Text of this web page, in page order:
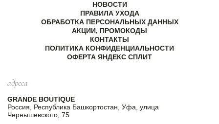
НОВОСТИ
ПРАВИЛА УХОДА
ОБРАБОТКА ПЕРСОНАЛЬНЫХ ДАННЫХ
АКЦИИ, ПРОМОКОДЫ
КОНТАКТЫ
ПОЛИТИКА КОНФИДЕНЦИАЛЬНОСТИ
ОФЕРТА ЯНДЕКС СПЛИТ
адреса
GRANDE BOUTIQUE
Россия, Республика Башкортостан, Уфа, улица
Чернышевского, 75